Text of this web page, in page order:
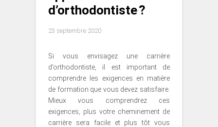
d’orthodontiste ?
23 septembre 2020
Si vous envisagez une carrière
d’orthodontiste, il est important de
comprendre les exigences en matière
de formation que vous devez satisfaire.
Mieux vous comprendrez ces
exigences, plus votre cheminement de
carrière sera facile et plus tôt vous